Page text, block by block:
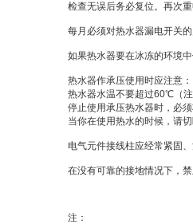
检查无误后务必复位。再次
每月必须对热水器漏电开关
如果热水器要在冰冻的环境
热水器作承压使用时应注意：
热水器水温不要超过60℃ （
停止使用承压热水器时，必
当你在使用热水的时候，请
电气元件接线柱应经常紧固
在没有可靠的接地情况下，
注：